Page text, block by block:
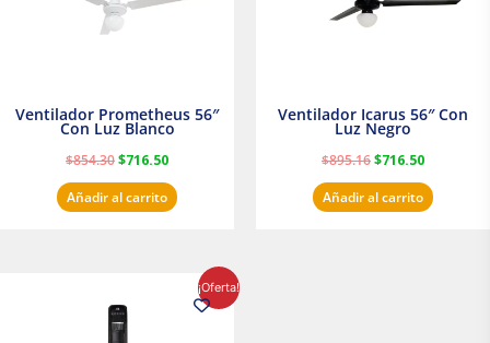
Ventilador Prometheus 56″
Con Luz Blanco
$854.30$716.50
Añadir al carrito
Ventilador Icarus 56″ Con
Luz Negro
$895.16$716.50
Añadir al carrito
¡Oferta!
original
era:
precio
actual